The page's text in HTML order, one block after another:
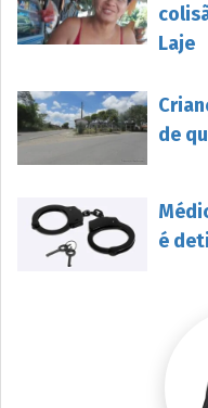
Laje
de
é